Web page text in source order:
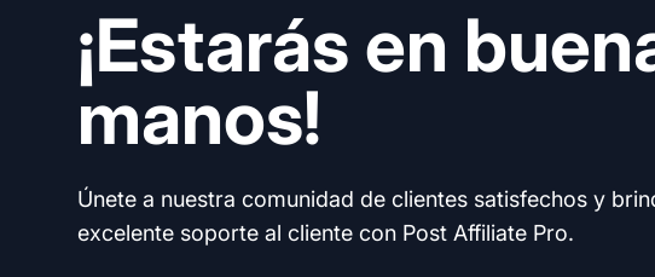
¡Estarás en
manos!
Únete a nuestra comunidad de clientes satisfechos y
excelente soporte al cliente con Post Affiliate Pro.